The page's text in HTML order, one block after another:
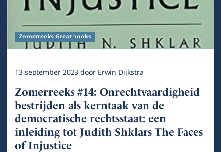
Zomerreeks Great books
13 september 2023door Erwin Dijkstra
Zomerreeks #14: Onrechtvaardigheid
bestrijden als kerntaak van de
democratische rechtsstaat: een
inleiding tot Judith Shklars The Faces
of Injustice